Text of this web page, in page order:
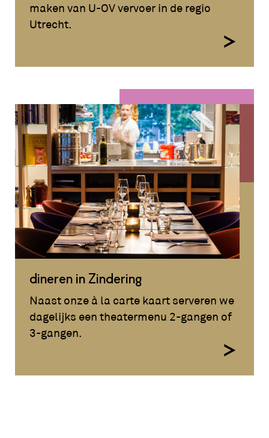
maken van U-OV vervoer in de regio
Utrecht.
dineren in Zindering
Naast onze à la carte kaart serveren we
dagelijks een theatermenu 2-gangen of
3-gangen.